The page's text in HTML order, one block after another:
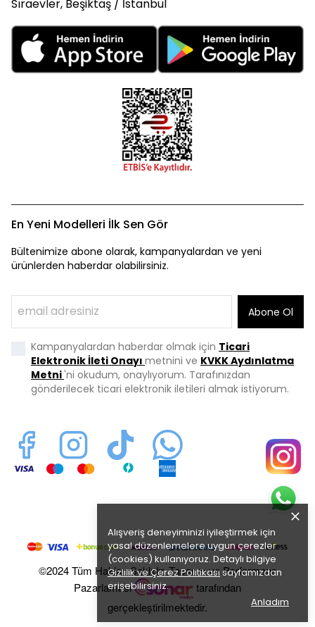
Alışveriş deneyiminizi iyileştirmek için
yasal düzenlemelere uygun çerezler
(cookies) kullanıyoruz. Detaylı bilgiye
Gizlilik ve Çerez Politikasısayfamızdan
erişebilirsiniz.
Anladım
Sıraevler, Beşiktaş / İstanbul
En Yeni Modelleri İlk Sen Gör
Bültenimize abone olarak, kampanyalardan ve yeni
ürünlerden haberdar olabilirsiniz.
Abone Ol
Kampanyalardan haberdar olmak için Ticari
Elektronik İleti Onayı metnini ve KVKK Aydınlatma
Metni'ni okudum, onaylıyorum. Tarafınızdan
gönderilecek ticari elektronik iletileri almak istiyorum.
©2024 Tüm Hakları Saklıdır. Tasarım ve Performans
Pazarlaması
tarafından
gerçekleştirilmektedir.